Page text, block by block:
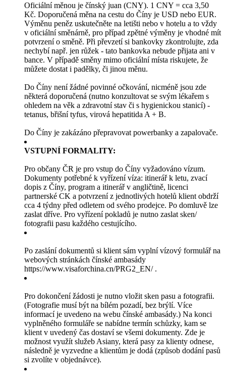
Oficiální měnou je čínský juan (CNY). 1 CNY = cca 3,50
Kč. Doporučená měna na cestu do Číny je USD nebo EUR.
Výměnu peněz uskutečněte na letišti nebo v hotelu a to vždy
v oficiální směnárně, pro případ zpětné výměny je vhodné mít
potvrzení o směně. Při převzetí si bankovky zkontrolujte, zda
nechybí např. jen růžek - tato bankovka nebude přijata ani v
bance. V případě směny mimo oficiální místa riskujete, že
můžete dostat i padělky, či jinou měnu.
Do Číny není žádné povinné očkování, nicméně jsou zde
některá doporučená (nutno konzultovat se svým lékařem s
ohledem na věk a zdravotní stav či s hygienickou stanicí) -
tetanus, břišní tyfus, virová hepatitida A + B.
Do Číny je zakázáno přepravovat powerbanky a zapalovače.
VSTUPNÍ FORMALITY:
Pro občany ČR je pro vstup do Číny vyžadováno vízum.
Dokumenty potřebné k vyřízení víza: itinerář k letu, zvací
dopis z Číny, program a itinerář v angličtině, licenci
partnerské CK a potvrzení z jednotlivých hotelů klient obdrží
cca 4 týdny před odletem od svého prodejce. Po domluvě lze
zaslat dříve. Pro vyřízení pokladů je nutno zaslat sken/
fotografii pasu každého cestujícího.
Po zaslání dokumentů si klient sám vyplní vízový formulář na
webových stránkách čínské ambasády
https://www.visaforchina.cn/PRG2_EN/ .
Pro dokončení žádosti je nutno vložit sken pasu a fotografii.
(Fotografie musí být na bílém pozadí, bez brýlí. Více
informací je uvedeno na webu čínské ambasády.) Na konci
vyplněného formuláře se nabídne termín schůzky, kam se
klient v uvedený čas dostaví se všemi dokumenty. Zde je
možnost využít služeb Asiany, která pasy za klienty odnese,
následně je vyzvedne a klientům je dodá (způsob dodání pasů
si zvolíte v objednávce).